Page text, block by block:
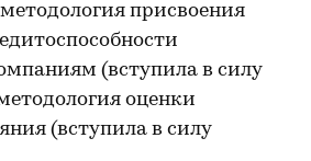
присвоения
(вступила в силу
оценки
(вступила в силу